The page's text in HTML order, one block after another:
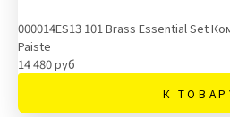
000014ES13 101 Brass Essential Set
Paiste
14 480 руб
К